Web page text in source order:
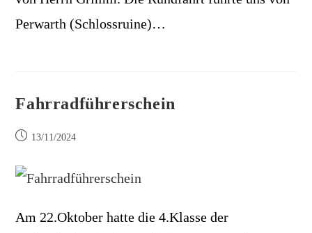
Perwarth (Schlossruine)…
Fahrradführerschein
13/11/2024
Am 22.Oktober hatte die 4.Klasse der